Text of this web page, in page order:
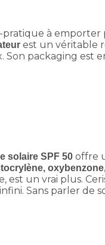
à emporter
est un véritable
Son packaging est
solaire SPF 50offre
est un vrai plus.
Sans parler de